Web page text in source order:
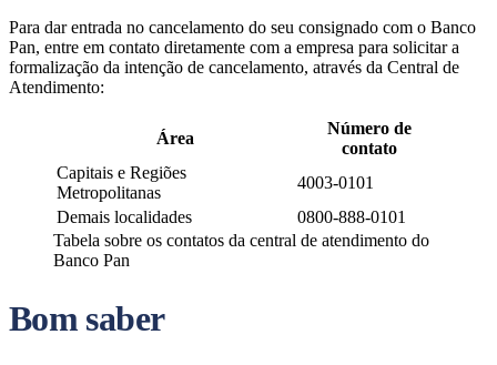
Para dar entrada no cancelamento do seu consignado com o Banco
Pan, entre em contato diretamente com a empresa para solicitar a
formalização da intenção de cancelamento, através da Central de
Atendimento:
Área
Número de
contato
Capitais e Regiões
Metropolitanas
4003-0101
Demais localidades
0800-888-0101
Tabela sobre os contatos da central de atendimento do
Banco Pan
Bom saber